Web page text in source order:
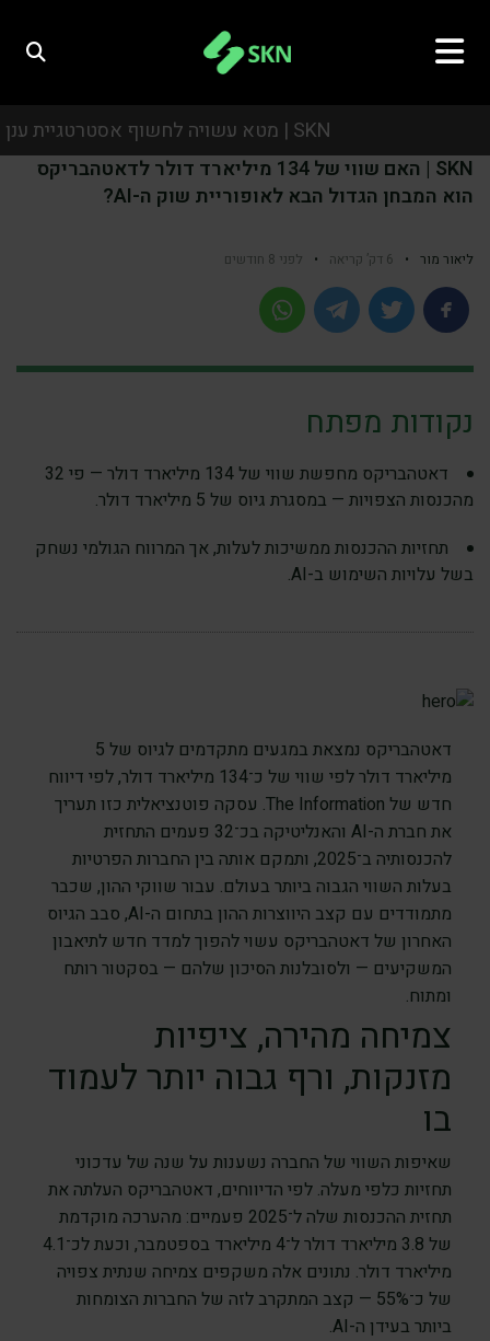
SKN | מטא עשויה לחשוף אסטרטגיית ענן מבוססת בינה מלאכותית כאשר המשקיעים מחפשים מנועי צמיחה מעבר לפרסום
SKN | מטא עשויה לחשוף אסטרטגיית ענן מבוססת בינה מלאכותית כאשר המשקיעים מחפשים מנועי צמיחה מעבר לפרסום
SKN | האם שווי של 134 מיליארד דולר לדאטהבריקס
הוא המבחן הגדול הבא לאופוריית שוק ה-AI?
ליאור מור • 6 דק’ קריאה • לפני 8 חודשים
נקודות מפתח
דאטהבריקס מחפשת שווי של 134 מיליארד דולר — פי 32
מהכנסות הצפויות — במסגרת גיוס של 5 מיליארד דולר.
תחזיות ההכנסות ממשיכות לעלות, אך המרווח הגולמי נשחק
בשל עלויות השימוש ב-AI.
דאטהבריקס נמצאת במגעים מתקדמים לגיוס של 5
מיליארד דולר לפי שווי של כ־134 מיליארד דולר, לפי דיווח
חדש של The Information. עסקה פוטנציאלית כזו תעריך
את חברת ה-AI והאנליטיקה בכ־32 פעמים התחזית
להכנסותיה ב־2025, ותמקם אותה בין החברות הפרטיות
בעלות השווי הגבוה ביותר בעולם. עבור שווקי ההון, שכבר
מתמודדים עם קצב היווצרות ההון בתחום ה-AI, סבב הגיוס
האחרון של דאטהבריקס עשוי להפוך למדד חדש לתיאבון
המשקיעים — ולסובלנות הסיכון שלהם — בסקטור רותח
ומתוח.
צמיחה מהירה, ציפיות
מזנקות, ורף גבוה יותר לעמוד
בו
שאיפות השווי של החברה נשענות על שנה של עדכוני
תחזיות כלפי מעלה. לפי הדיווחים, דאטהבריקס העלתה את
תחזית ההכנסות שלה ל־2025 פעמיים: מהערכה מוקדמת
של 3.8 מיליארד דולר ל־4 מיליארד בספטמבר, וכעת לכ־4.1
מיליארד דולר. נתונים אלה משקפים צמיחה שנתית צפויה
של כ־55% — קצב המתקרב לזה של החברות הצומחות
ביותר בעידן ה-AI.